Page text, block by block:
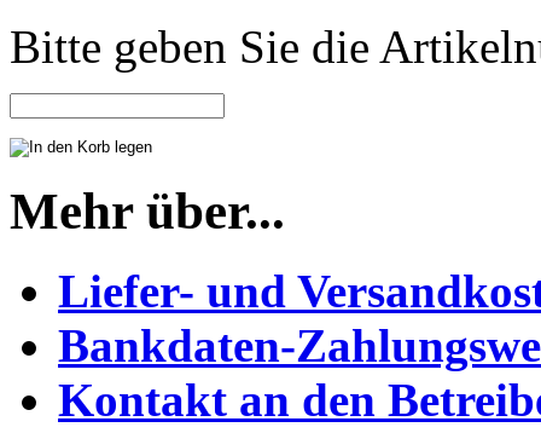
Bitte geben Sie die
Mehr über...
Liefer- und
Bankdaten-
Kontakt an den